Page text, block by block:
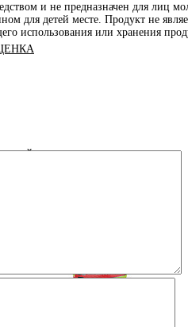
и не предназначен для
для детей месте. Продукт не
использования или хранения